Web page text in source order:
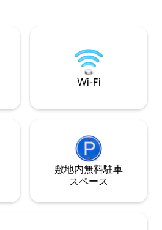
シャワー、テーブ
備えられた庭
Wi-Fi
敷地内無料駐⁠車
ス⁠ペ⁠ー⁠ス